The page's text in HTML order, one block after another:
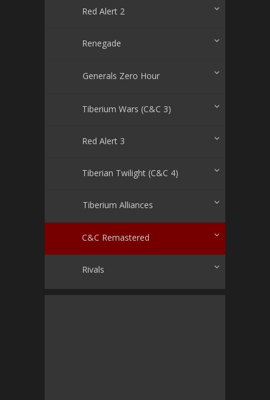
Red Alert 2
Renegade
Generals Zero Hour
Tiberium Wars (C&C 3)
Red Alert 3
Tiberian Twilight (C&C 4)
Tiberium Alliances
C&C Remastered
Rivals